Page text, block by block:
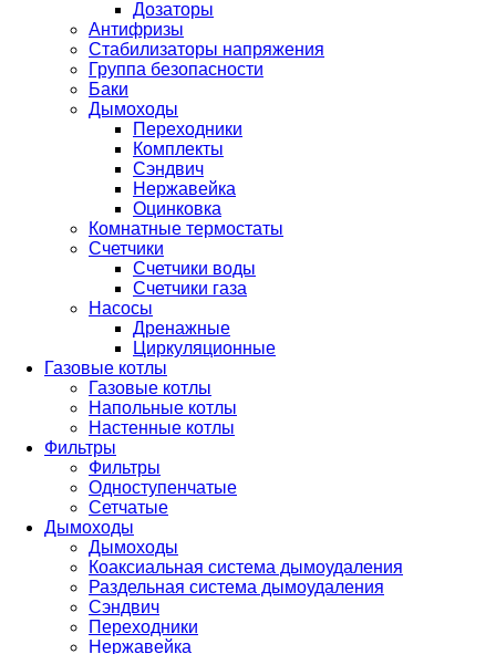
Дозаторы
Антифризы
Стабилизаторы напряжения
Группа безопасности
Баки
Дымоходы
Переходники
Комплекты
Сэндвич
Нержавейка
Оцинковка
Комнатные термостаты
Счетчики
Счетчики воды
Счетчики газа
Насосы
Дренажные
Циркуляционные
Газовые котлы
Газовые котлы
Напольные котлы
Настенные котлы
Фильтры
Фильтры
Одноступенчатые
Сетчатые
Дымоходы
Дымоходы
Коаксиальная система дымоудаления
Раздельная система дымоудаления
Сэндвич
Переходники
Нержавейка